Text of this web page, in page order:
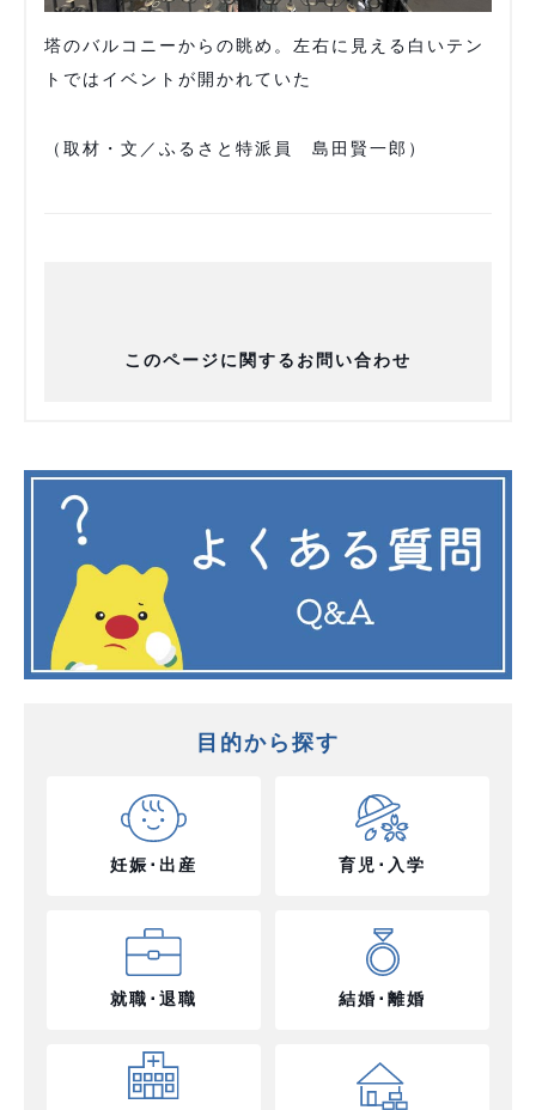
塔のバルコニーからの眺め。左右に見える白いテン
トではイベントが開かれていた
（取材・文／ふるさと特派員 島田賢一郎）
このページに関するお問い合わせ
目的から探す
妊娠･出産 育児･入学
就職･退職 結婚･離婚